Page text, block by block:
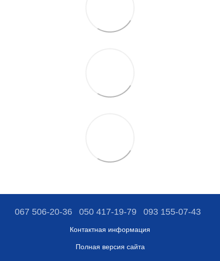
067 506-20-36 050 417-19-79 093 155-07-43
Контактная информация
Полная версия сайта